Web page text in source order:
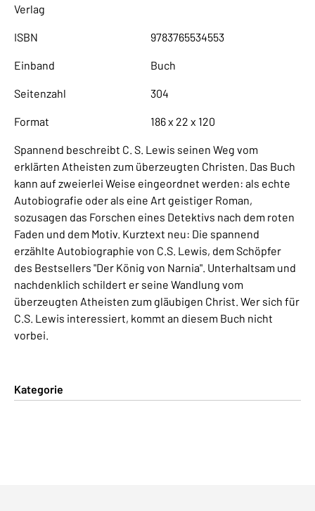
Verlag
ISBN 9783765534553
Einband Buch
Seitenzahl 304
Format 186 x 22 x 120
Spannend beschreibt C. S. Lewis seinen Weg vom
erklärten Atheisten zum überzeugten Christen. Das Buch
kann auf zweierlei Weise eingeordnet werden: als echte
Autobiografie oder als eine Art geistiger Roman,
sozusagen das Forschen eines Detektivs nach dem roten
Faden und dem Motiv. Kurztext neu: Die spannend
erzählte Autobiographie von C.S. Lewis, dem Schöpfer
des Bestsellers "Der König von Narnia". Unterhaltsam und
nachdenklich schildert er seine Wandlung vom
überzeugten Atheisten zum gläubigen Christ. Wer sich für
C.S. Lewis interessiert, kommt an diesem Buch nicht
vorbei.
Kategorie